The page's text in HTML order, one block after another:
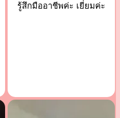
รู้สึกมืออาชีพค่ะ เยี่ยมค่ะ